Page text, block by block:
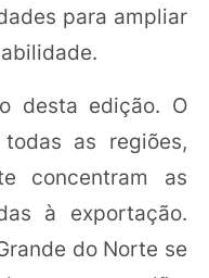
para ampliar
desta edição. O
as regiões,
concentram as
à exportação.
do Norte se